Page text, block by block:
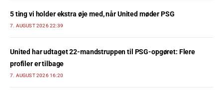
5 ting vi holder ekstra øje med, når United møder PSG
7. AUGUST 2026 22:39
United har udtaget 22-mandstruppen til PSG-opgøret: Flere
profiler er tilbage
7. AUGUST 2026 16:20